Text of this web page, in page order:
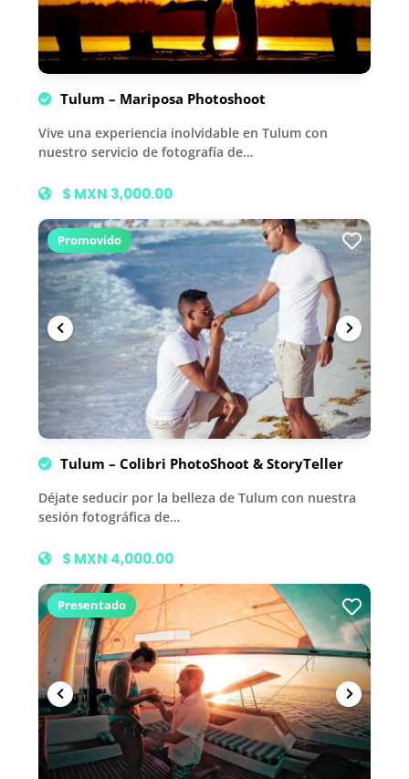
Tulum – Mariposa Photoshoot
Vive una experiencia inolvidable en Tulum con
nuestro servicio de fotografía de…
$ MXN 3,000.00
Promovido
Tulum – Colibri PhotoShoot & StoryTeller
Déjate seducir por la belleza de Tulum con nuestra
sesión fotográfica de…
$ MXN 4,000.00
Presentado